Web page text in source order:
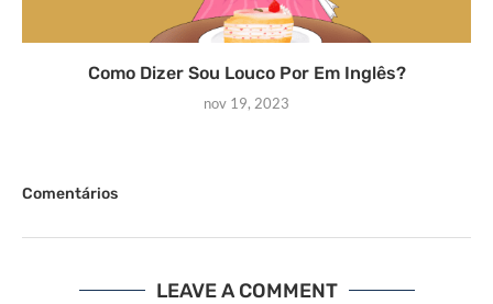
Como Dizer Sou Louco Por Em Inglês?
nov 19, 2023
Comentários
LEAVE A COMMENT